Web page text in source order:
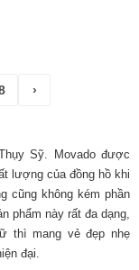
trọng
Cá tính
›
Sỹ. Movado được
lượng của đồng hồ khi
cũng không kém phần
phẩm này rất đa dạng,
thì mang vẻ đẹp nhẹ
đại.